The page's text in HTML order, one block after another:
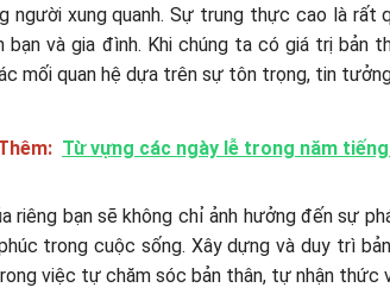
người xung quanh. Sự trung thực cao là rất
bạn và gia đình. Khi chúng ta có giá trị bản
mối quan hệ dựa trên sự tôn trọng, tin
Từ vựng các ngày lễ trong năm
riêng bạn sẽ không chỉ ảnh hưởng đến sự
trong cuộc sống. Xây dựng và duy trì
việc tự chăm sóc bản thân, tự nhận thức